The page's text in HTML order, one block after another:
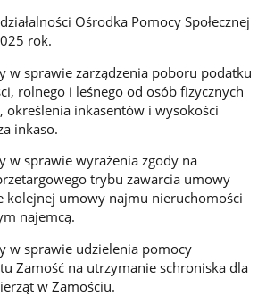
Ośrodka Pomocy Społecznej
rok.
w sprawie zarządzenia poboru podatku
rolnego i leśnego od osób fizycznych
określenia inkasentów i wysokości
inkaso.
w sprawie wyrażenia zgody na
trybu zawarcia umowy
kolejnej umowy najmu nieruchomości
najemcą.
w sprawie udzielenia pomocy
Zamość na utrzymanie schroniska dla
w Zamościu.